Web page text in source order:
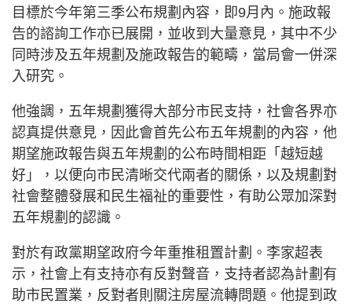
目標於今年第三季公布規劃內容，即9月內。施政報
告的諮詢工作亦已展開，並收到大量意見，其中不少
同時涉及五年規劃及施政報告的範疇，當局會一併深
入研究。
他強調，五年規劃獲得大部分市民支持，社會各界亦
認真提供意見，因此會首先公布五年規劃的內容，他
期望施政報告與五年規劃的公布時間相距「越短越
好」，以便向市民清晰交代兩者的關係，以及規劃對
社會整體發展和民生福祉的重要性，有助公眾加深對
五年規劃的認識。
對於有政黨期望政府今年重推租置計劃。李家超表
示，社會上有支持亦有反對聲音，支持者認為計劃有
助市民置業，反對者則關注房屋流轉問題。他提到政